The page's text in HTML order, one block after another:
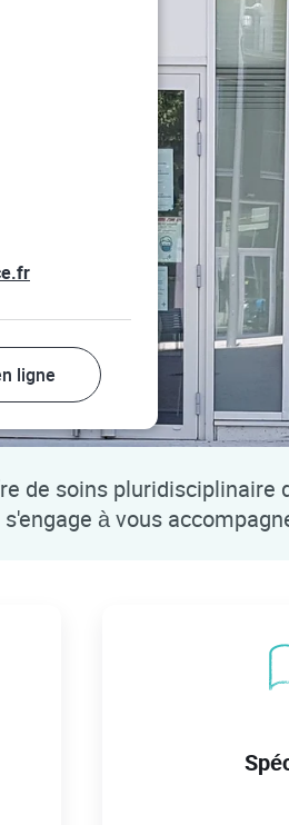
Opens in New Tab
ligne
de soins
à vous